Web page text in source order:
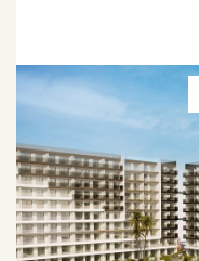
Over ons
Contact